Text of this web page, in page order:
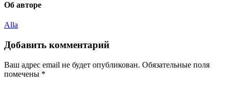
Об авторе
Alla
Добавить комментарий
Ваш адрес email не будет опубликован. Обязательные поля
помечены *